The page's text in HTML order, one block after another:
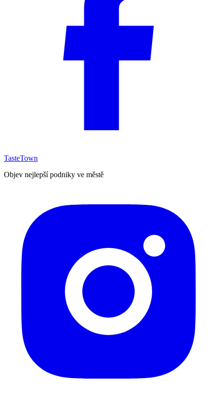
TasteTown
Objev nejlepší podniky ve městě